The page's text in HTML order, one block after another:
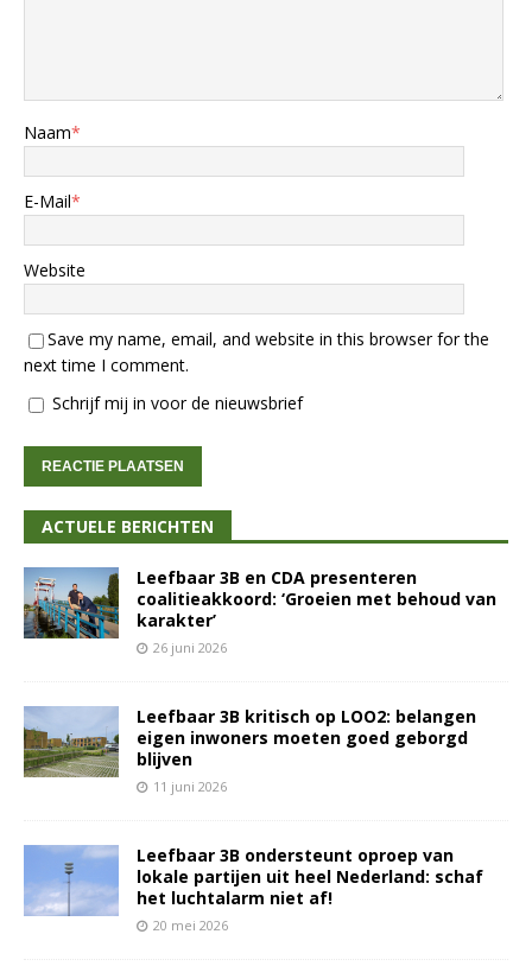
Naam*
E-Mail*
Website
Save my name, email, and website in this browser for the
next time I comment.
Schrijf mij in voor de nieuwsbrief
ACTUELE BERICHTEN
Leefbaar 3B en CDA presenteren
coalitieakkoord: ‘Groeien met behoud van
karakter’
26 juni 2026
Leefbaar 3B kritisch op LOO2: belangen
eigen inwoners moeten goed geborgd
blijven
11 juni 2026
Leefbaar 3B ondersteunt oproep van
lokale partijen uit heel Nederland: schaf
het luchtalarm niet af!
20 mei 2026